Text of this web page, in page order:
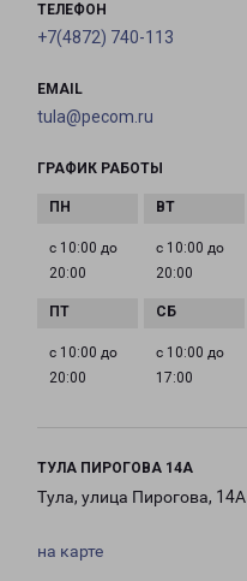
ТЕЛЕФОН
+7(4872) 740-113
EMAIL
tula@pecom.ru
ГРАФИК РАБОТЫ
с 10:00 до
20:00
с 10:00 до
20:00
с 10:00 до
20:00
с 10:00 до
17:00
ТУЛА ПИРОГОВА 14А
Тула, улица Пирогова, 14А
на карте